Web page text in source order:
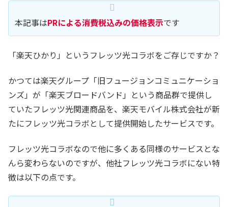
本記事はPRによる消費税込みの価格表示です
「楽天ひかり」というフレッツ光コラボをご存じですか？
かつては楽天グループ「旧フュージョンコミュニケーショ
ンズ」が「楽天ブロードバンド」という商品群で提供し
ていたフレッツ光関連商品を、楽天モバイル株式会社が新
たにフレッツ光コラボとして提供開始したサービスです。
フレッツ光コラボなので他に多くある同様のサービスとな
んら変わらないのですが、他社フレッツ光コラボにない特
徴は以下の点です。